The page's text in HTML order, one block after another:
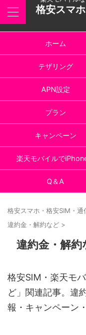
格安スマ
ホーム
テザリング
APN設定
プラン
キャンペーン
楽天モバイルで
Q＆A
格安スマホ・格安SIM・
違約金・解約など >
違約金・解約
格安SIM・楽天モ
ど」関連記事。違
報・キャンペーン